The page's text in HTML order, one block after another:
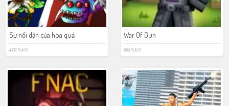
Sự nổi dận của hoa quả
4337 PLAYS
War Of Gun
1819 PLAYS